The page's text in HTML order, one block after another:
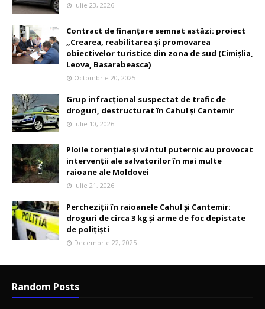
Iulie 23, 2026
Contract de finanțare semnat astăzi: proiect
„Crearea, reabilitarea și promovarea
obiectivelor turistice din zona de sud (Cimișlia,
Leova, Basarabeasca)
Octombrie 20, 2025
Grup infracțional suspectat de trafic de
droguri, destructurat în Cahul și Cantemir
Iulie 10, 2026
Ploile torențiale și vântul puternic au provocat
intervenții ale salvatorilor în mai multe
raioane ale Moldovei
Iulie 21, 2026
Percheziții în raioanele Cahul și Cantemir:
droguri de circa 3 kg și arme de foc depistate
de polițiști
Decembrie 22, 2025
Random Posts